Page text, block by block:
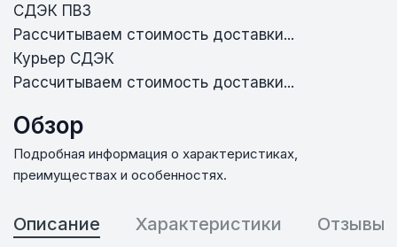
СДЭК ПВЗ
Рассчитываем стоимость доставки...
Курьер СДЭК
Рассчитываем стоимость доставки...
Обзор
Подробная информация о характеристиках,
преимуществах и особенностях.
Описание Характеристики Отзывы